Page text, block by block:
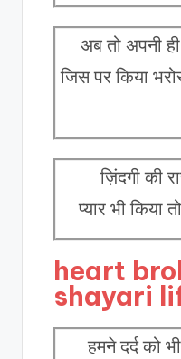
अब तो अपनी
जिस पर किया
ज़िंदगी की
प्यार भी
heart
shayari
हमने दर्द को